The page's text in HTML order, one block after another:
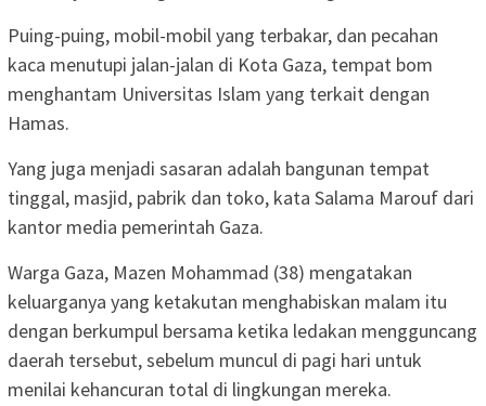
Puing-puing, mobil-mobil yang terbakar, dan pecahan
kaca menutupi jalan-jalan di Kota Gaza, tempat bom
menghantam Universitas Islam yang terkait dengan
Hamas.
Yang juga menjadi sasaran adalah bangunan tempat
tinggal, masjid, pabrik dan toko, kata Salama Marouf dari
kantor media pemerintah Gaza.
Warga Gaza, Mazen Mohammad (38) mengatakan
keluarganya yang ketakutan menghabiskan malam itu
dengan berkumpul bersama ketika ledakan mengguncang
daerah tersebut, sebelum muncul di pagi hari untuk
menilai kehancuran total di lingkungan mereka.